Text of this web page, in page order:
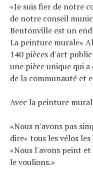
«Je suis fier de notre
de notre conseil
Bentonville est un
La peinture murale«
140 pièces d'art
une pièce unique qui
de la communauté et
Avec la peinture
«Nous n'avons pas
dire« tous les vélos
«Nous l'avons peint
le voulions.»